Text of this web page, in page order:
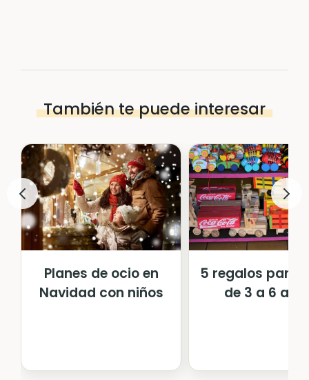
También te puede interesar
Planes de ocio en
Navidad con niños
5 regalos para
de 3 a 6